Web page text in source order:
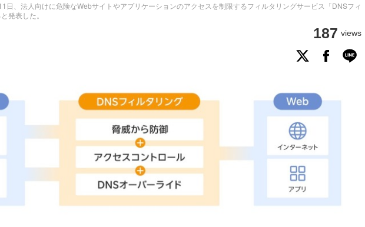
、法人向けに危険なWebサイトやアプリケーションのアクセスを制限するフィルタリングサービス「DNSフィ
発表した。
187 views